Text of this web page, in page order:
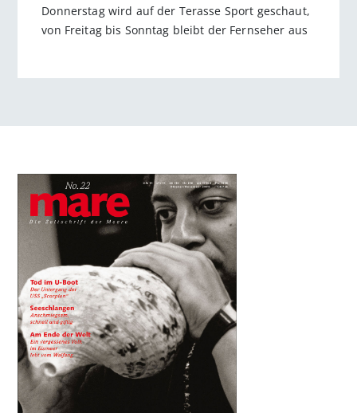
Donnerstag wird auf der Terasse Sport geschaut,
von Freitag bis Sonntag bleibt der Fernseher aus